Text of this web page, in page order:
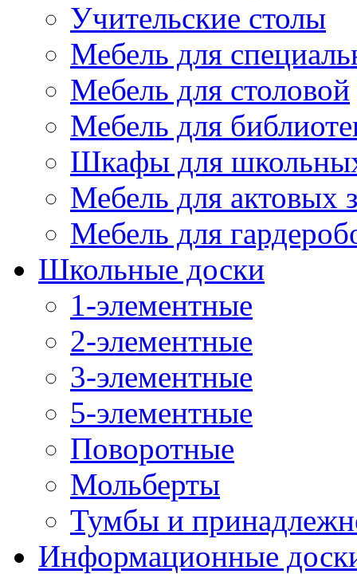
Учительские столы
Мебель для
Мебель для столовой
Мебель для
Шкафы для
Мебель для актовых
Мебель для
Школьные доски
1-элементные
2-элементные
3-элементные
5-элементные
Поворотные
Мольберты
Тумбы и
Информационные